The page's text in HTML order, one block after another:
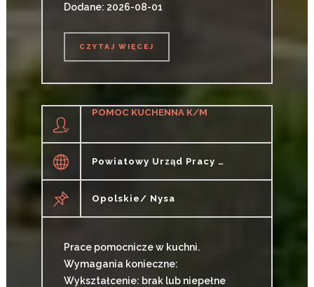
Dodane: 2026-08-01
CZYTAJ WIĘCEJ
POMOC KUCHENNA K/M
Powiatowy Urząd Pracy W Nysie
Opolskie/ Nysa
Prace pomocnicze w kuchni.
Wymagania konieczne:
Wykształcenie: brak lub niepełne